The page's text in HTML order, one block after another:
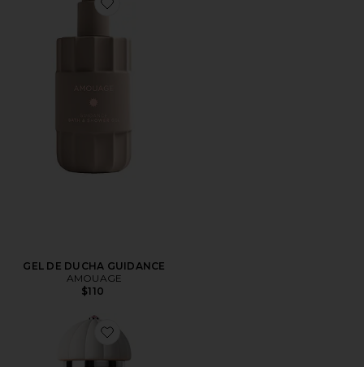
Favorite GEL DE DUCHA GUIDANCE
GEL DE DUCHA GUIDANCE
AMOUAGE
$110
Favorite AGUA DE PERFUME LOVE DELIGHT